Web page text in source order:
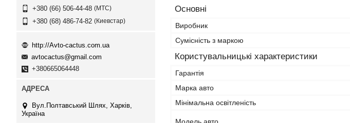
Основні
Виробник
Сумісність з маркою
Користувальницькі характеристики
Гарантія
Марка авто
Мінімальна освітленість
+380 (66) 506-44-48 МТС
+380 (68) 486-74-82 Киевстар
http://Avto-cactus.com.ua
avtocactus@gmail.com
+380665064448
Вул.Полтавський Шлях, Харків,
Україна